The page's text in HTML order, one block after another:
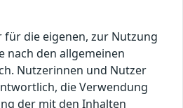
für die eigenen, zur Nutzung
nach den allgemeinen
Nutzerinnen und Nutzer
die Verwendung
der mit den Inhalten